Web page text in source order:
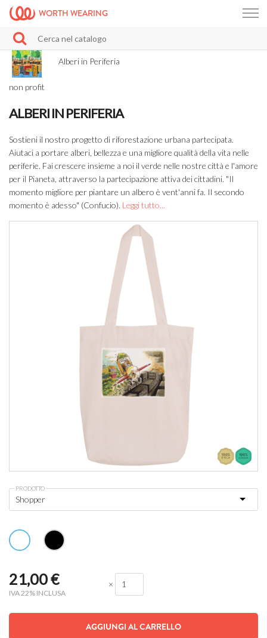
WORTH WEARING
Alberi in Periferia
non profit
ALBERI IN PERIFERIA
Sostieni il nostro progetto di riforestazione urbana partecipata.
Aiutaci a portare alberi, bellezza e una migliore qualità della vita nelle
periferie. Fai crescere insieme a noi il verde nelle nostre città e l'amore
per il Pianeta, attraverso la partecipazione attiva dei cittadini. "Il
momento migliore per piantare un albero è vent'anni fa. Il secondo
momento è adesso" (Confucio). Leggi tutto...
PRODOTTO
21,00€
IVA 22% INCLUSA
×
AGGIUNGI AL CARRELLO